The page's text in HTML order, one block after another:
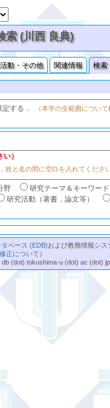
索 (川西 良典)
動・その他 関連情報 検索
定する．
（本学の全範囲につい
）
姓と名の間に空白を入れてくださ
野
研究テーマ＆キーワード
研究活動（著書，論文等）
ベース (EDB)および教務情報シ
正について ）
(dot) tokushima-u (dot) ac (dot)